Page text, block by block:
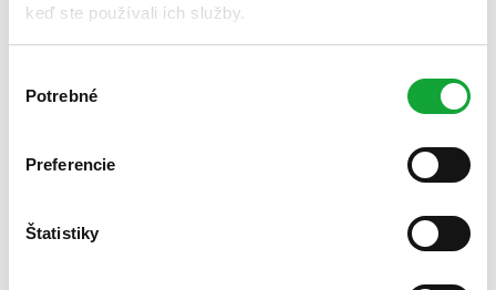
keď ste používali ich služby.
súhlasu
Potrebné
Preferencie
Štatistiky